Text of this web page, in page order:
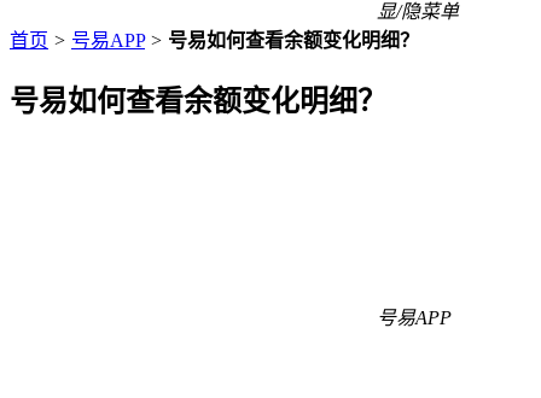
显/隐菜单
首页 > 号易APP > 号易如何查看余额变化明细？
号易如何查看余额变化明细？
号易APP